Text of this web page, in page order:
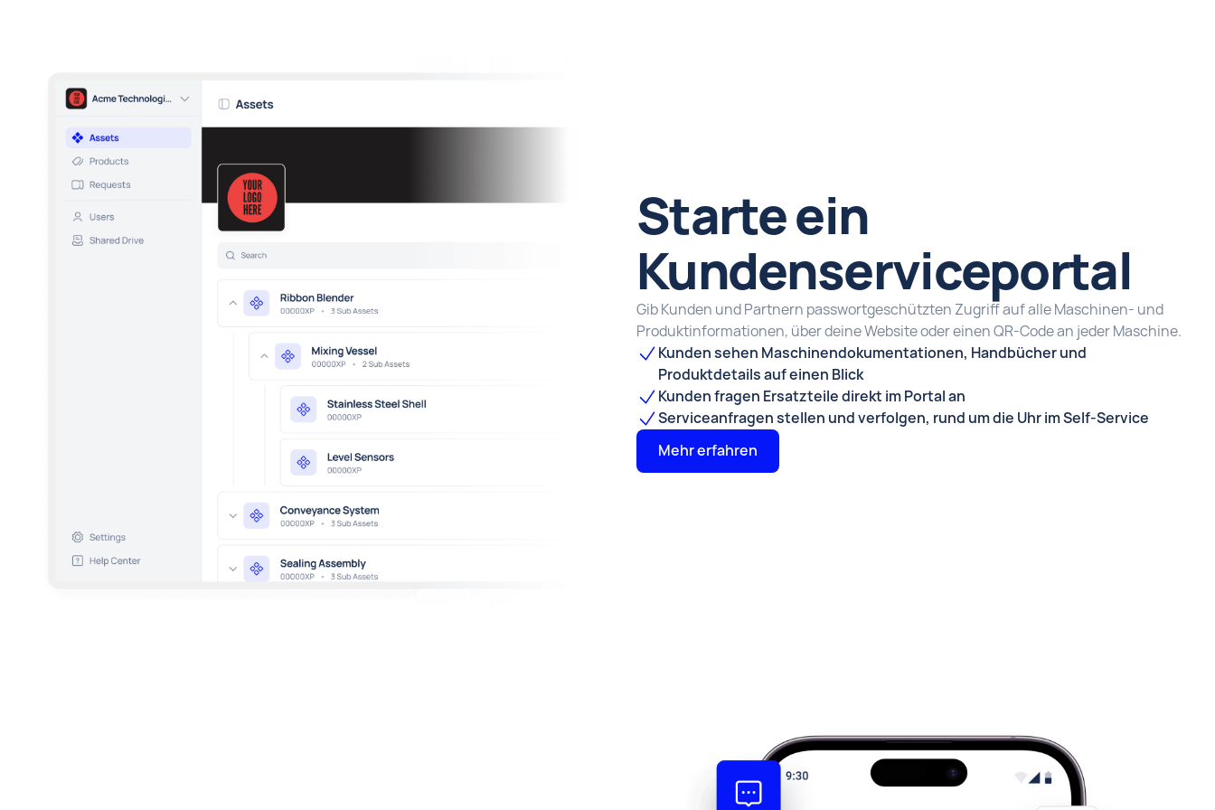
Starte ein
Kundenserviceportal
Gib Kunden und Partnern passwortgeschützten Zugriff auf alle Maschinen- und
Produktinformationen, über deine Website oder einen QR-Code an jeder Maschine.
Kunden sehen Maschinendokumentationen, Handbücher und
Produktdetails auf einen Blick
Kunden fragen Ersatzteile direkt im Portal an
Serviceanfragen stellen und verfolgen, rund um die Uhr im Self-Service
Mehr erfahren